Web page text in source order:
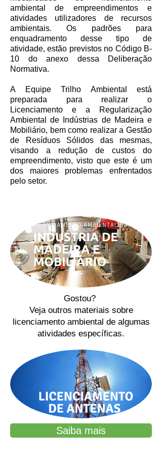
ambiental de empreendimentos e
atividades utilizadores de recursos
ambientais. Os padrões para
enquadramento desse tipo de
atividade, estão previstos no Código B-
10 do anexo dessa Deliberação
Normativa.
A Equipe Trilho Ambiental está
preparada para realizar o
Licenciamento e a Regularização
Ambiental de Indústrias de Madeira e
Mobiliário, bem como realizar a Gestão
de Resíduos Sólidos das mesmas,
visando a redução de custos do
empreendimento, visto que este é um
dos maiores problemas enfrentados
pelo setor.
Gostou?
Veja outros materiais sobre
licenciamento ambiental de algumas
atividades específicas.
Saiba mais